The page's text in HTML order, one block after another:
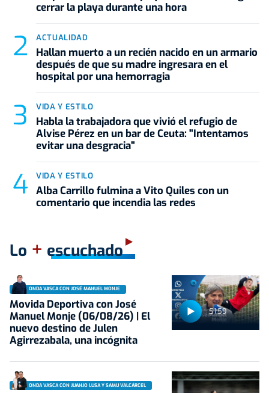
cerrar la playa durante una hora
ACTUALIDAD
Hallan muerto a un recién nacido en un armario
después de que su madre ingresara en el
hospital por una hemorragia
VIDA Y ESTILO
Habla la trabajadora que vivió el refugio de
Alvise Pérez en un bar de Ceuta: "Intentamos
evitar una desgracia"
VIDA Y ESTILO
Alba Carrillo fulmina a Vito Quiles con un
comentario que incendia las redes
Lo + escuchado
51:59
ONDA VASCA CON JOSÉ MANUEL MONJE
Movida Deportiva con José
Manuel Monje (06/08/26) | El
nuevo destino de Julen
Agirrezabala, una incógnita
ONDA VASCA CON JUANJO LUSA Y SAMU VALCÁRCEL